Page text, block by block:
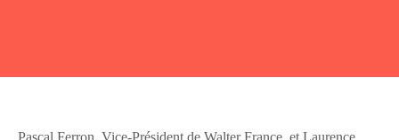
Pascal Ferron, Vice-Président de Walter France, et Laurence